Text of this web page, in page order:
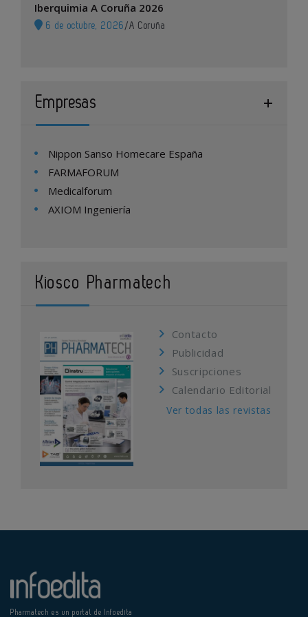
Iberquimia A Coruña 2026
6 de octubre, 2026 /A Coruña
Empresas
Nippon Sanso Homecare España
FARMAFORUM
Medicalforum
AXIOM Ingeniería
Kiosco Pharmatech
Contacto
Publicidad
Suscripciones
Calendario Editorial
Ver todas las revistas
Pharmatech es un portal de Infoedita